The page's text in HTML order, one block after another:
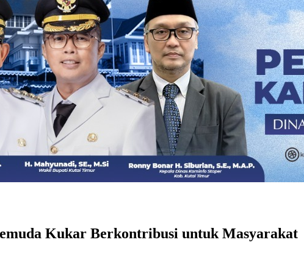
Kukar Berkontribusi untuk Masyarakat